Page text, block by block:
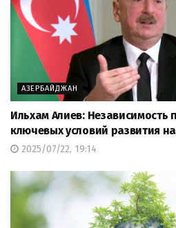
АЗЕРБАЙДЖАН
Ильхам Алиев: Независимость
ключевых условий развития
2025/07/22, 19:14